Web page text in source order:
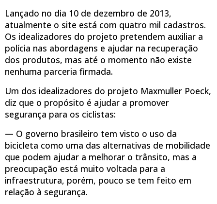
Lançado no dia 10 de dezembro de 2013,
atualmente o site está com quatro mil cadastros.
Os idealizadores do projeto pretendem auxiliar a
polícia nas abordagens e ajudar na recuperação
dos produtos, mas até o momento não existe
nenhuma parceria firmada.
Um dos idealizadores do projeto Maxmuller Poeck,
diz que o propósito é ajudar a promover
segurança para os ciclistas:
— O governo brasileiro tem visto o uso da
bicicleta como uma das alternativas de mobilidade
que podem ajudar a melhorar o trânsito, mas a
preocupação está muito voltada para a
infraestrutura, porém, pouco se tem feito em
relação à segurança.